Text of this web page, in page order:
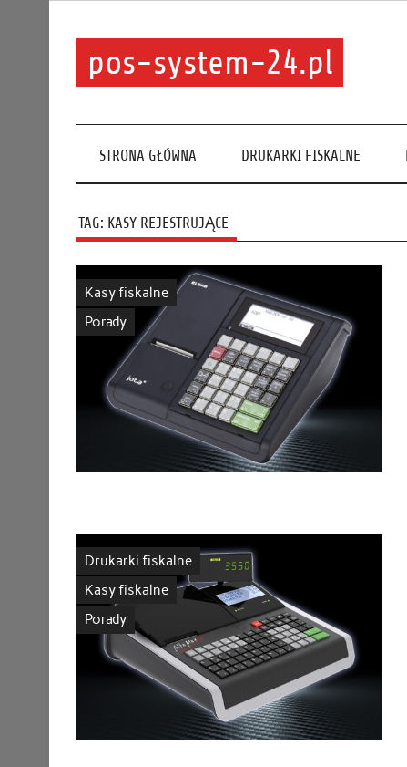
pos-system-24.pl
STRONA GŁÓWNA DRUKARKI FISKALNE
TAG: KASY REJESTRUJĄCE
Kasy fiskalne
Porady
Drukarki fiskalne
Kasy fiskalne
Porady